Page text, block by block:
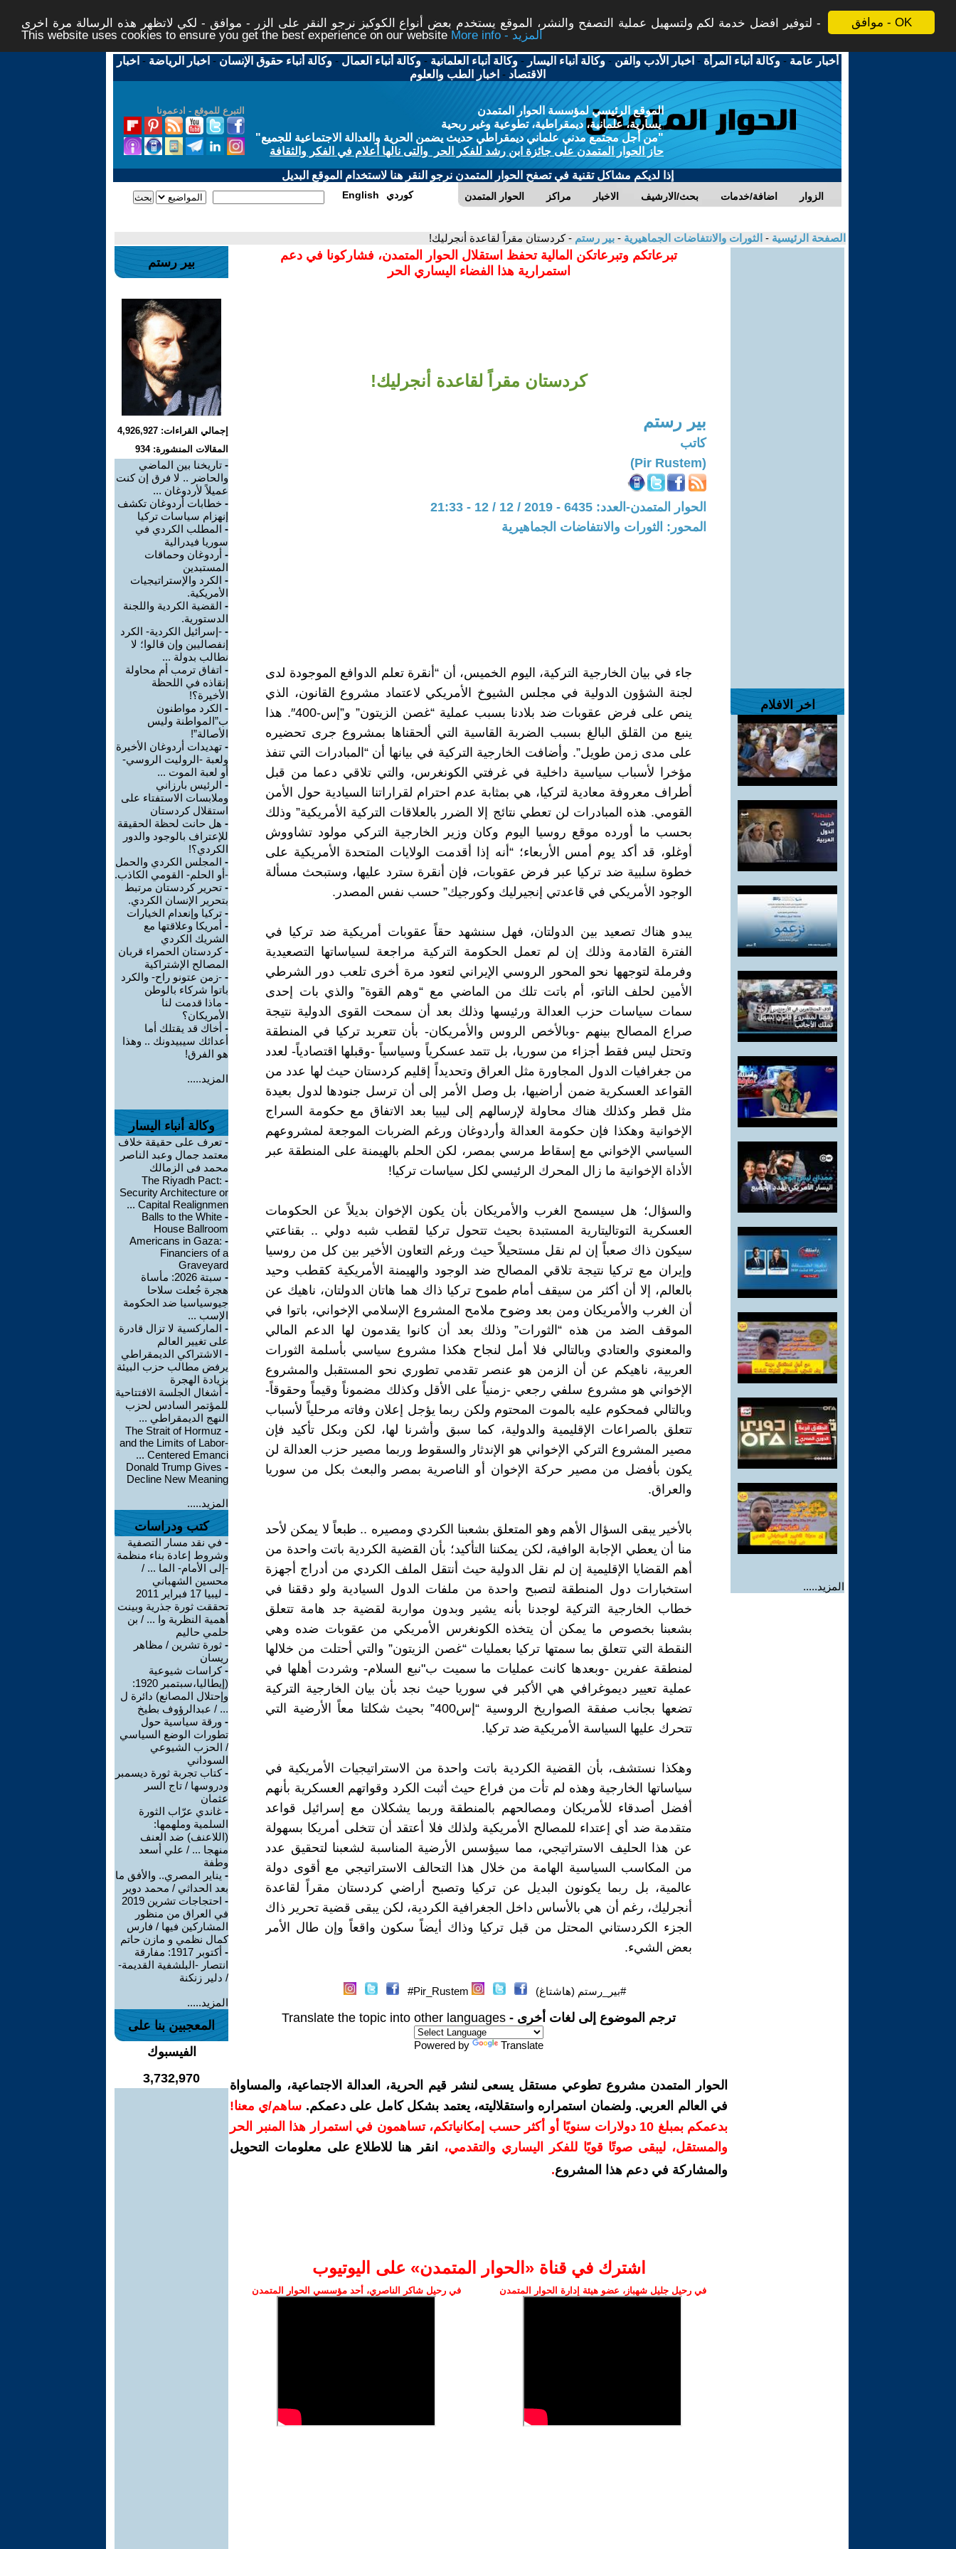
موافق - OK
لتوفير افضل خدمة لكم ولتسهيل عملية التصفح والنشر، الموقع يستخدم بعض أنواع الكوكيز نرجو النقر على الزر - موافق - لكي لاتظهر هذه الرسالة مرة اخرى -
This website uses cookies to ensure you get the best experience on our website
More info - المزيد
أخبار عامة -وكالة أنباء المرأة - اخبار الأدب والفن -وكالة أنباء اليسار -وكالة أنباء العلمانية -وكالة أنباء العمال -وكالة أنباء حقوق الإنسان - اخبار الرياضة - اخبار
الاقتصاد - اخبار الطب والعلوم
التبرع للموقع - ادعمونا
الموقع الرئيسي لمؤسسة الحوار المتمدن
يسارية، علمانية، ديمقراطية، تطوعية وغير ربحية
"من أجل مجتمع مدني علماني ديمقراطي حديث يضمن الحرية والعدالة الاجتماعية للجميع"
حاز الحوار المتمدن على جائزة ابن رشد للفكر الحر والتى نالها أعلام في الفكر والثقافة
إذا لديكم مشاكل تقنية في تصفح الحوار المتمدن نرجو النقر هنا لاستخدام الموقع البديل
الحوار المتمدن مراكز الاخبار بحث/الارشيف اضافة/خدمات الزوار English كوردي
الصفحة الرئيسية - الثورات والانتفاضات الجماهيرية - بير رستم - كردستان مقراً لقاعدة أنجرليك!
اخر الافلام
المزيد.....
تبرعاتكم وتبرعاتكن المالية تحفظ استقلال الحوار المتمدن، فشاركونا في دعم
استمرارية هذا الفضاء اليساري الحر
كردستان مقراً لقاعدة أنجرليك!
بير رستم
كاتب
(Pir Rustem)
الحوار المتمدن-العدد: 6435 - 2019 / 12 / 12 - 21:33
المحور: الثورات والانتفاضات الجماهيرية
جاء في بيان الخارجية التركية، اليوم الخميس، أن “أنقرة تعلم الدوافع الموجودة لدى
لجنة الشؤون الدولية في مجلس الشيوخ الأمريكي لاعتماد مشروع القانون، الذي
ينص على فرض عقوبات ضد بلادنا بسبب عملية “غصن الزيتون” و”إس-400″. هذا
ينبع من القلق البالغ بسبب الضربة القاسية التي ألحقناها بمشروع جرى تحضيره
على مدى زمن طويل”. وأضافت الخارجية التركية في بيانها أن “المبادرات التي تنفذ
مؤخرا لأسباب سياسية داخلية في غرفتي الكونغرس، والتي تلاقي دعما من قبل
أطراف معروفة معادية لتركيا، هي بمثابة عدم احترام لقراراتنا السيادية حول الأمن
القومي. هذه المبادرات لن تعطي نتائج إلا الضرر بالعلاقات التركية الأمريكية” وذلك
بحسب ما أورده موقع روسيا اليوم وكان وزير الخارجية التركي مولود تشاووش
أوغلو، قد أكد يوم أمس الأربعاء؛ “أنه إذا أقدمت الولايات المتحدة الأمريكية على
خطوة سلبية ضد تركيا عبر فرض عقوبات، فإن أنقرة سترد عليها، وستبحث مسألة
الوجود الأمريكي في قاعدتي إنجيرليك وكورجيك” حسب نفس المصدر.
يبدو هناك تصعيد بين الدولتان، فهل سنشهد حقاً عقوبات أمريكية ضد تركيا في
الفترة القادمة وذلك إن لم تعمل الحكومة التركية مراجعة لسياساتها التصعيدية
وفرملة لتوجهها نحو المحور الروسي الإيراني لتعود مرة أخرى تلعب دور الشرطي
الأمين لحلف الناتو، أم باتت تلك من الماضي مع “وهم القوة” والذي بات إحدى
سمات سياسات حزب العدالة ورئيسها وذلك بعد أن سمحت القوى الدولية نتيجة
صراع المصالح بينهم -وبالأخص الروس والأمريكان- بأن تتعربد تركيا في المنطقة
وتحتل ليس فقط أجزاء من سوريا، بل تتمد عسكرياً وسياسياً -وقبلها اقتصادياً- لعدد
من جغرافيات الدول المجاورة مثل العراق وتحديداً إقليم كردستان حيث لها عدد من
القواعد العسكرية ضمن أراضيها، بل وصل الأمر إلى أن ترسل جنودها لدول بعيدة
مثل قطر وكذلك هناك محاولة لإرسالهم إلى ليبيا بعد الاتفاق مع حكومة السراج
الإخوانية وهكذا فإن حكومة العدالة وأردوغان ورغم الضربات الموجعة لمشروعهم
السياسي الإخواني مع إسقاط مرسي بمصر، لكن الحلم بالهيمنة على المنطقة عبر
الأداة الإخوانية ما زال المحرك الرئيسي لكل سياسات تركيا!
والسؤال؛ هل سيسمح الغرب والأمريكان بأن يكون الإخوان بديلاً عن الحكومات
العسكرية التوتاليتارية المستبدة بحيث تتحول تركيا لقطب شبه دولي .. بقناعتي
سيكون ذاك صعباً إن لم نقل مستحيلاً حيث ورغم التعاون الأخير بين كل من روسيا
وإيران مع تركيا نتيجة تلاقي المصالح ضد الوجود والهيمنة الأمريكية كقطب وحيد
بالعالم، إلا أن أكثر من سيقف أمام طموح تركيا ذاك هما هاتان الدولتان، ناهيك عن
أن الغرب والأمريكان ومن بعد وضوح ملامح المشروع الإسلامي الإخواني، باتوا في
الموقف الضد من هذه “الثورات” وذلك بعد أن كانوا يقدمون لها الدعم المالي
والمعنوي والعتادي وبالتالي فلا أمل لنجاح هكذا مشروع سياسي بأسلمة الثورات
العربية، ناهيكم عن أن الزمن هو عنصر تقدمي تطوري نحو المستقبل والمشروع
الإخواني هو مشروع سلفي رجعي -زمنياً على الأقل وكذلك مضموناً وقيماً وحقوقاً-
وبالتالي فمحكوم عليه بالموت المحتوم ولكن ربما يؤجل إعلان وفاته مرحلياً لأسباب
تتعلق بالصراعات الإقليمية والدولية، كما سبق وأشرنا لها، لكن وبكل تأكيد فإن
مصير المشروع التركي الإخواني هو الإندثار والسقوط وربما مصير حزب العدالة لن
يكون بأفضل من مصير حركة الإخوان أو الناصرية بمصر والبعث بكل من سوريا
والعراق.
بالأخير يبقى السؤال الأهم وهو المتعلق بشعبنا الكردي ومصيره .. طبعاً لا يمكن لأحد
منا أن يعطي الإجابة الوافية، لكن يمكننا التأكيد؛ بأن القضية الكردية باتت واحدة من
أهم القضايا الإقليمية إن لم نقل الدولية حيث أنتقل الملف الكردي من أدراج أجهزة
استخبارات دول المنطقة لتصبح واحدة من ملفات الدول السيادية ولو دققنا في
خطاب الخارجية التركية لوجدنا بأنه يشير وبدون مواربة لقضية جد هامة تتعلق
بشعبنا بخصوص ما يمكن أن يتخذه الكونغرس الأمريكي من عقوبات ضده وهي
النقطة التي تتعلق بما سمتها تركيا بعمليات “غصن الزيتون” والتي أحتلت من خلالها
لمنطقة عفرين -وبعدها كانت عمليات ما سميت ب"نبع السلام- وشردت أهلها في
عملية تعيير ديموغرافي هي الأكبر في سوريا حيث نجد بأن بيان الخارجية التركية
تضعها بجانب صفقة الصواريخ الروسية “إس400” بحيث شكلتا معاً الأرضية التي
تتحرك عليها السياسة الأمريكية ضد تركيا.
وهكذا نستشف، بأن القضية الكردية باتت واحدة من الاستراتيجيات الأمريكية في
سياساتها الخارجية وهذه لم تأت من فراع حيث أثبت الكرد وقواتهم العسكرية بأنهم
أفضل أصدقاء للأمريكان ومصالحهم بالمنطقة وربما يشكلان مع إسرائيل قواعد
متقدمة ضد أي إعتداء للمصالح الأمريكية ولذلك فلا أعتقد أن تتخلى أمريكا بسهولة
عن هذا الحليف الاستراتيجي، مما سيؤسس الأرضية المناسبة لشعبنا لتحقيق عدد
من المكاسب السياسية الهامة من خلال هذا التحالف الاستراتيجي مع أقوى دولة
عالمية، بل ربما يكونون البديل عن تركيا وتصبح أراضي كردستان مقراً لقاعدة
أنجرليك، رغم أن هي بالأساس داخل الجغرافية الكردية، لكن يبقى قضية تحرير ذاك
الجزء الكردستاني المحتل من قبل تركيا وذاك أيضاً سكون واقعاً وإن طال الأمر
بعض الشيء.
#بير_رستم (هاشتاغ) Pir_Rustem#
ترجم الموضوع إلى لغات أخرى - Translate the topic into other languages
Powered by Translate
الحوار المتمدن مشروع تطوعي مستقل يسعى لنشر قيم الحرية، العدالة الاجتماعية، والمساواة
في العالم العربي. ولضمان استمراره واستقلاليته، يعتمد بشكل كامل على دعمكم. ساهم/ي معنا!
بدعمكم بمبلغ 10 دولارات سنويًا أو أكثر حسب إمكانياتكم، تساهمون في استمرار هذا المنبر الحر
والمستقل، ليبقى صوتًا قويًا للفكر اليساري والتقدمي،
انقر هنا للاطلاع على معلومات التحويل
والمشاركة في دعم هذا المشروع.
اشترك في قناة ‫«الحوار المتمدن» على اليوتيوب
في رحيل جليل شهباز، عضو هيئة إدارة الحوار المتمدن في رحيل شاكر الناصري، أحد مؤسسي الحوار المتمدن
بير رستم
إجمالي القراءات: 4,926,927
المقالات المنشورة: 934
- تاريخنا بين الماضي
والحاضر .. لا فرق إن كنت
عميلاً لأردوغان ...
- خطابات أردوغان تكشف
إنهزام سياسات تركيا
- المطلب الكردي في
سوريا فيدرالية
- أردوغان وحماقات
المستبدين
- الكرد والإستراتيجيات
الأمريكية.
- القضية الكردية واللجنة
الدستورية.
- -إسرائيل الكردية- الكرد
إنفصاليين وإن قالوا؛ لا
نطالب بدولة ...
- اتفاق ترمب أم محاولة
إنقاذه في اللحظة
الأخيرة؟!
- الكرد مواطنون
ب”المواطنة وليس
الأصالة”!
- تهديدات أردوغان الأخيرة
ولعبة -الروليت الروسي-
أو لعبة الموت ...
- الرئيس بارزاني
وملابسات الاستفتاء على
استقلال كردستان
- هل حانت لحظة الحقيقة
للإعتراف بالوجود والدور
الكردي؟!
- المجلس الكردي والحمل
-أو الحلم- القومي الكاذب.
- تحرير كردستان مرتبط
بتحرير الإنسان الكردي.
- تركيا وإنعدام الخيارات
- أمريكا وعلاقتها مع
الشريك الكردي
-كردستان الحمراء قربان
المصالح الإشتراكية
- -زمن عتونو راح- والكرد
باتوا شركاء بالوطن
- ماذا قدمت لنا
الأمريكان؟
- أخاك قد يقتلك أما
أعدائك سيبيدونك .. وهذا
هو الفرق!
المزيد.....
وكالة أنباء اليسار
- تعرف على حقيقة خلاف
معتمد جمال وعبد الناصر
محمد فى الزمالك
-
The Riyadh Pact:
Security Architecture or
Capital Realignmen ...
-
Balls to the White
House Ballroom
-
Americans in Gaza:
Financiers of a
Graveyard
-
سبتة 2026: مأساة
هجرة جُعلت سلاحا
جيوسياسيا ضد الحكومة
الإسب ...
- الماركسية لا تزال قادرة
على تغيير العالم
- الاشتراكي الديمقراطي
يرفض مطالب حزب البيئة
بزيادة الهجرة
- أشغال الجلسة الافتتاحية
للمؤتمر السادس لحزب
النهج الديمقراطي ...
-
The Strait of Hormuz
and the Limits of Labor-
Centered Emanci ...
-
Donald Trump Gives
Decline New Meaning
المزيد.....
كتب ودراسات
- في نقد مسار التصفية
وشروط إعادة بناء منظمة
-إلى الأمام- الما ... /
محسين الشهباني
-
ليبيا 17 فبراير 2011
تحققت ثورة جذرية وبينت
أهمية النظرية وا ... / بن
حلمي حاليم
- ثورة تشرين / مظاهر
ريسان
-كراسات شيوعية
(إيطاليا،سبتمبر 1920:
وإحتلال المصانع) دائرة ل
... / عبدالرؤوف بطيخ
- ورقة سياسية حول
تطورات الوضع السياسي
/ الحزب الشيوعي
السوداني
-كتاب تجربة ثورة ديسمبر
ودروسها / تاج السر
عثمان
- غاندي عرّاب الثورة
السلمية وملهمها:
(اللاعنف) ضد العنف
منهجا ... / علي أسعد
وطفة
- يناير المصري.. والأفق ما
بعد الحداثي / محمد دوير
-
احتجاجات تشرين 2019
في العراق من منظور
المشاركين فيها / فارس
كمال نظمي و مازن حاتم
-
أكتوبر 1917: مفارقة
انتصار -البلشفية القديمة-
/ دلير زنكنة
المزيد.....
المعجبين بنا على
الفيسبوك
3,732,970